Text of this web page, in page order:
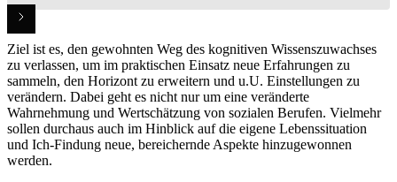
Ziel ist es, den gewohnten Weg des kognitiven Wissenszuwachses
zu verlassen, um im praktischen Einsatz neue Erfahrungen zu
sammeln, den Horizont zu erweitern und u.U. Einstellungen zu
verändern. Dabei geht es nicht nur um eine veränderte
Wahrnehmung und Wertschätzung von sozialen Berufen. Vielmehr
sollen durchaus auch im Hinblick auf die eigene Lebenssituation
und Ich-Findung neue, bereichernde Aspekte hinzugewonnen
werden.